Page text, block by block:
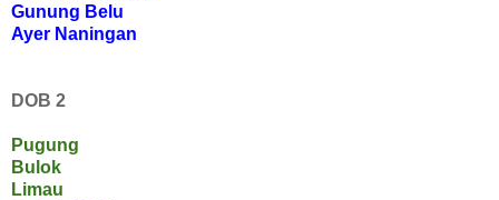
Gunung Belu
Ayer Naningan
DOB 2
Pugung
Bulok
Limau